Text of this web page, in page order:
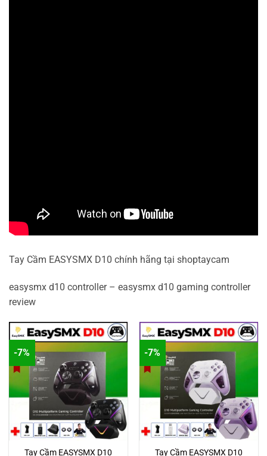
Tay Cầm EASYSMX D10 chính hãng tại shoptaycam
easysmx d10 controller – easysmx d10 gaming controller
review
-7%
Tay Cầm EASYSMX D10
-7%
Tay Cầm EASYSMX D10